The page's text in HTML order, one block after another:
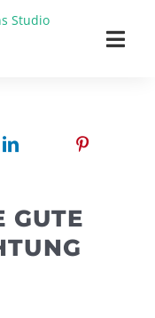
Studio
GUTE